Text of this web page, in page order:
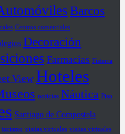
Barcos
Centros comerciales
Decoración
Farmacias Fisterra
View Hoteles
noticias Náutica Piso
Santiago de Compostela
turismo visitas virtuales visitas virtuales